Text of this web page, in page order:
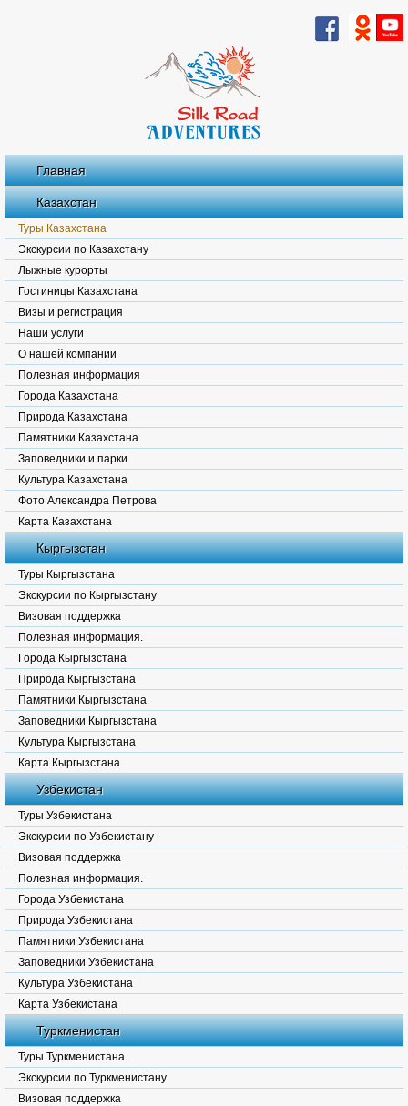
Главная
Казахстан
Туры Казахстана
Экскурсии по Казахстану
Лыжные курорты
Гостиницы Казахстана
Визы и регистрация
Наши услуги
О нашей компании
Полезная информация
Города Казахстана
Природа Казахстана
Памятники Казахстана
Заповедники и парки
Культура Казахстана
Фото Александра Петрова
Карта Казахстана
Кыргызстан
Туры Кыргызстана
Экскурсии по Кыргызстану
Визовая поддержка
Полезная информация.
Города Кыргызстана
Природа Кыргызстана
Памятники Кыргызстана
Заповедники Кыргызстана
Культура Кыргызстана
Карта Кыргызстана
Узбекистан
Туры Узбекистана
Экскурсии по Узбекистану
Визовая поддержка
Полезная информация.
Города Узбекистана
Природа Узбекистана
Памятники Узбекистана
Заповедники Узбекистана
Культура Узбекистана
Карта Узбекистана
Туркменистан
Туры Туркменистана
Экскурсии по Туркменистану
Визовая поддержка